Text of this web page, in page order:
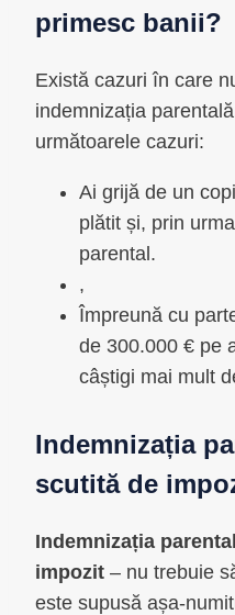
primesc banii?
Există cazuri în care
indemnizația
următoarele cazuri:
Ai grijă de un
plătit și, prin
parental.
,
Împreună cu
de 300.000 € pe
câștigi mai mult
Indemnizația
scutită de
Indemnizația
impozit – nu trebuie
este supusă așa-